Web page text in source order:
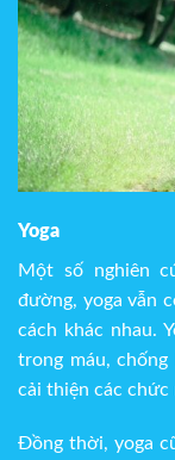
Yoga
Một số nghiên
đường, yoga vẫn
cách khác nhau.
trong máu,
cải thiện các chức
Đồng thời, yoga